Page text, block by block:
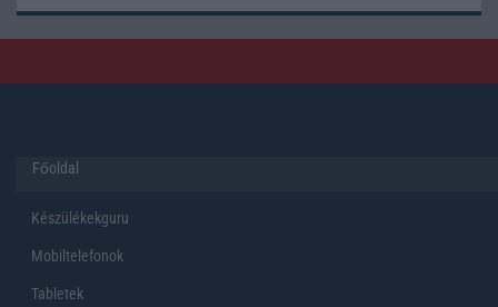
Főoldal
Készülékekguru
Mobiltelefonok
Tabletek